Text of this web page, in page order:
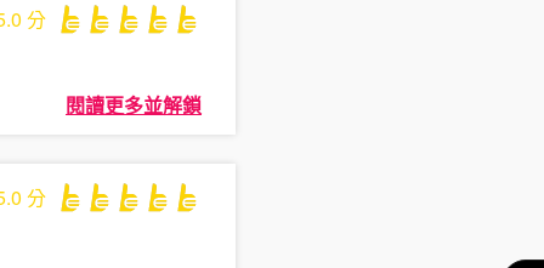
分
閱讀更多並解鎖
分